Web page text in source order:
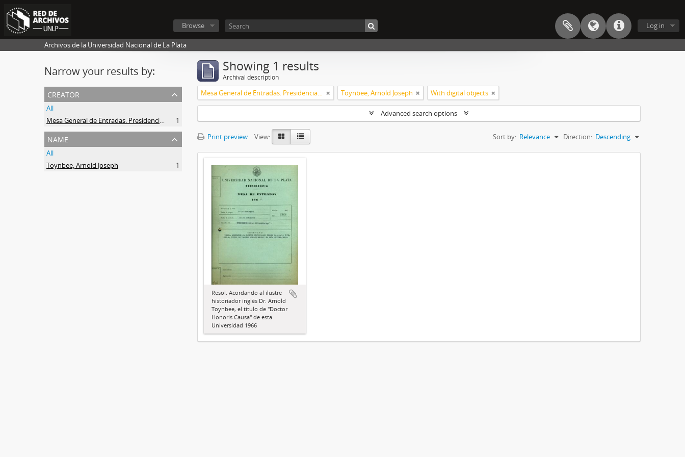
Log in
Browse
Archivos de la Universidad Nacional de La Plata
Narrow your results by:
creator
All
Mesa General de Entradas. Presidencia UNLP
1
name
All
Toynbee, Arnold Joseph
1
Showing 1 results
Archival description
Mesa General de Entradas. Presidencia UNLP Toynbee, Arnold Joseph With digital objects
Advanced search options
Print preview View: Sort by: Relevance Direction: Descending
Resol. Acordando al ilustre
historiador inglés Dr. Arnold
Toynbee, el título de "Doctor
Honoris Causa" de esta
Universidad 1966